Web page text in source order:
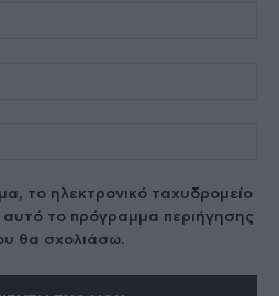
το ηλεκτρονικό ταχυδρομείο
αυτό το πρόγραμμα περιήγησης
θα σχολιάσω.